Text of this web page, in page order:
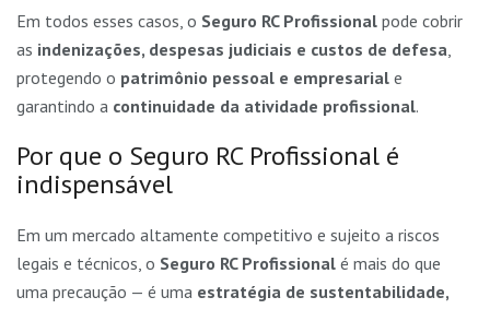
Em todos esses casos, o Seguro RC Profissional pode cobrir
as indenizações, despesas judiciais e custos de defesa,
protegendo o patrimônio pessoal e empresarial e
garantindo a continuidade da atividade profissional.
Por que o Seguro RC Profissional é
indispensável
Em um mercado altamente competitivo e sujeito a riscos
legais e técnicos, o Seguro RC Profissional é mais do que
uma precaução — é uma estratégia de sustentabilidade,